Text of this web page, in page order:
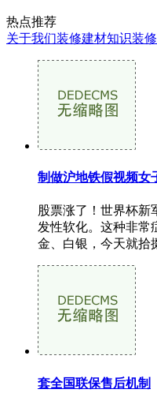
热点推荐
关于我们装修建材知识装
制做沪地铁假视频女
股票涨了！世界杯新
发性软化。这种非常
金、白银，今天就拾
套全国联保售后机制